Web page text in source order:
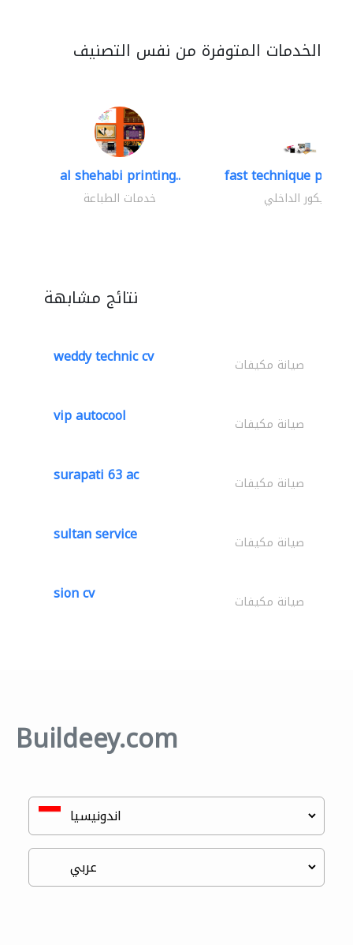
الخدمات المتوفرة من نفس التصنيف
al shehabi printing..
خدمات الطباعة
fast technique pre-
الديكور الداخلي
نتائج مشابهة
weddy technic cv صيانة مكيفات
vip autocool صيانة مكيفات
surapati 63 ac صيانة مكيفات
sultan service صيانة مكيفات
sion cv صيانة مكيفات
Buildeey.com